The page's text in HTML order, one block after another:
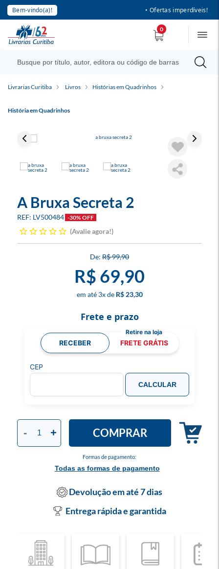
Bem-vindo(a)! • Ofertas imperdíveis!
0
Livrarias Curitiba Livros Histórias em Quadrinhos
História em Quadrinhos
A Bruxa Secreta 2
LV500484 -30% OFF
Avalie agora!
R$ 99,90
R$ 69,90
3x R$ 23,30
Formas de pagamento:
Todas as formas de pagamento
- + COMPRAR
Frete e prazo
RECEBER FRETE GRÁTIS
CEP
CALCULAR
Devolução em até 7 dias
Entrega rápida e garantida